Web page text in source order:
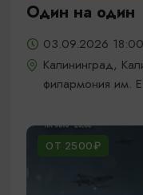
Один на один
03.09.2026 18:00
Калининград,
филармония им.
ОТ 2500₽